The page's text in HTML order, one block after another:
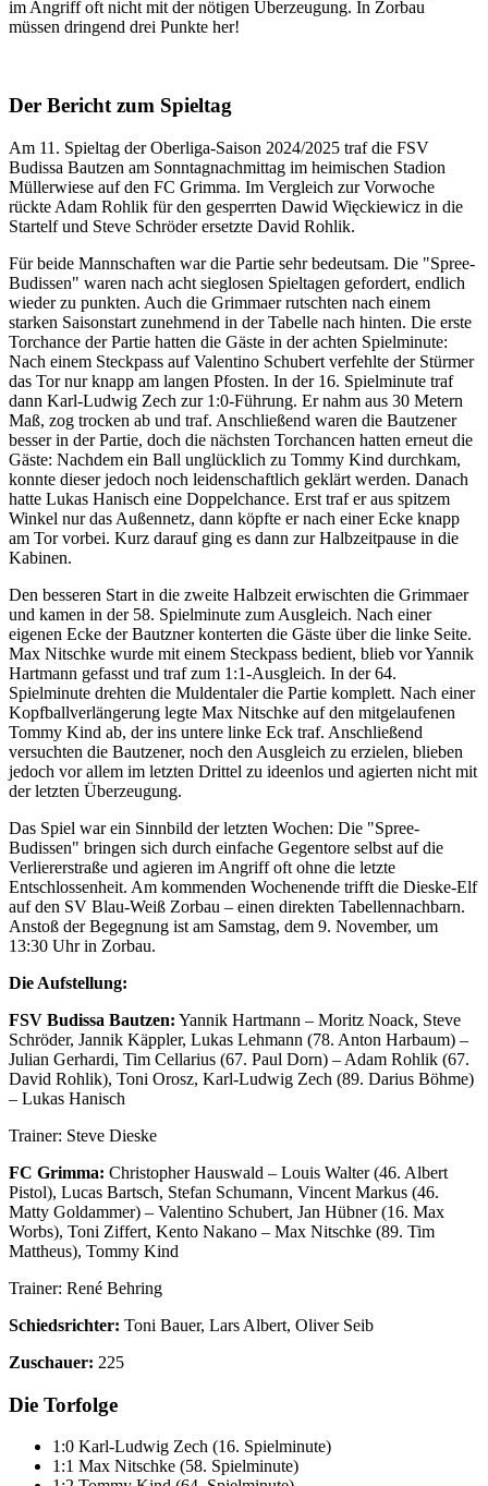
im Angriff oft nicht mit der nötigen Überzeugung. In Zorbau
müssen dringend drei Punkte her!
Der Bericht zum Spieltag
Am 11. Spieltag der Oberliga-Saison 2024/2025 traf die FSV
Budissa Bautzen am Sonntagnachmittag im heimischen Stadion
Müllerwiese auf den FC Grimma. Im Vergleich zur Vorwoche
rückte Adam Rohlik für den gesperrten Dawid Więckiewicz in die
Startelf und Steve Schröder ersetzte David Rohlik.
Für beide Mannschaften war die Partie sehr bedeutsam. Die "Spree-
Budissen" waren nach acht sieglosen Spieltagen gefordert, endlich
wieder zu punkten. Auch die Grimmaer rutschten nach einem
starken Saisonstart zunehmend in der Tabelle nach hinten. Die erste
Torchance der Partie hatten die Gäste in der achten Spielminute:
Nach einem Steckpass auf Valentino Schubert verfehlte der Stürmer
das Tor nur knapp am langen Pfosten. In der 16. Spielminute traf
dann Karl-Ludwig Zech zur 1:0-Führung. Er nahm aus 30 Metern
Maß, zog trocken ab und traf. Anschließend waren die Bautzener
besser in der Partie, doch die nächsten Torchancen hatten erneut die
Gäste: Nachdem ein Ball unglücklich zu Tommy Kind durchkam,
konnte dieser jedoch noch leidenschaftlich geklärt werden. Danach
hatte Lukas Hanisch eine Doppelchance. Erst traf er aus spitzem
Winkel nur das Außennetz, dann köpfte er nach einer Ecke knapp
am Tor vorbei. Kurz darauf ging es dann zur Halbzeitpause in die
Kabinen.
Den besseren Start in die zweite Halbzeit erwischten die Grimmaer
und kamen in der 58. Spielminute zum Ausgleich. Nach einer
eigenen Ecke der Bautzner konterten die Gäste über die linke Seite.
Max Nitschke wurde mit einem Steckpass bedient, blieb vor Yannik
Hartmann gefasst und traf zum 1:1-Ausgleich. In der 64.
Spielminute drehten die Muldentaler die Partie komplett. Nach einer
Kopfballverlängerung legte Max Nitschke auf den mitgelaufenen
Tommy Kind ab, der ins untere linke Eck traf. Anschließend
versuchten die Bautzener, noch den Ausgleich zu erzielen, blieben
jedoch vor allem im letzten Drittel zu ideenlos und agierten nicht mit
der letzten Überzeugung.
Das Spiel war ein Sinnbild der letzten Wochen: Die "Spree-
Budissen" bringen sich durch einfache Gegentore selbst auf die
Verliererstraße und agieren im Angriff oft ohne die letzte
Entschlossenheit. Am kommenden Wochenende trifft die Dieske-Elf
auf den SV Blau-Weiß Zorbau – einen direkten Tabellennachbarn.
Anstoß der Begegnung ist am Samstag, dem 9. November, um
13:30 Uhr in Zorbau.
Die Aufstellung:
FSV Budissa Bautzen: Yannik Hartmann – Moritz Noack, Steve
Schröder, Jannik Käppler, Lukas Lehmann (78. Anton Harbaum) –
Julian Gerhardi, Tim Cellarius (67. Paul Dorn) – Adam Rohlik (67.
David Rohlik), Toni Orosz, Karl-Ludwig Zech (89. Darius Böhme)
– Lukas Hanisch
Trainer: Steve Dieske
FC Grimma: Christopher Hauswald – Louis Walter (46. Albert
Pistol), Lucas Bartsch, Stefan Schumann, Vincent Markus (46.
Matty Goldammer) – Valentino Schubert, Jan Hübner (16. Max
Worbs), Toni Ziffert, Kento Nakano – Max Nitschke (89. Tim
Mattheus), Tommy Kind
Trainer: René Behring
Schiedsrichter: Toni Bauer, Lars Albert, Oliver Seib
Zuschauer: 225
Die Torfolge
1:0 Karl-Ludwig Zech (16. Spielminute)
1:1 Max Nitschke (58. Spielminute)